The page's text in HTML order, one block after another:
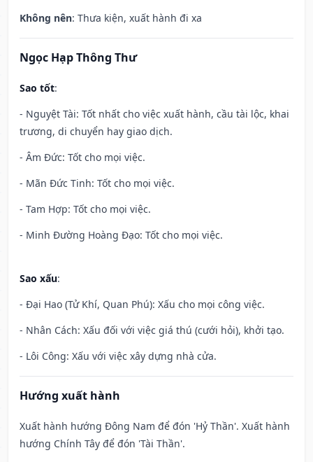
Không nên: Thưa kiện, xuất hành đi xa
Ngọc Hạp Thông Thư
Sao tốt:
- Nguyệt Tài: Tốt nhất cho việc xuất hành, cầu tài lộc, khai
trương, di chuyển hay giao dịch.
- Âm Đức: Tốt cho mọi việc.
- Mãn Đức Tinh: Tốt cho mọi việc.
- Tam Hợp: Tốt cho mọi việc.
- Minh Đường Hoàng Đạo: Tốt cho mọi việc.
Sao xấu:
- Đại Hao (Tử Khí, Quan Phú): Xấu cho mọi công việc.
- Nhân Cách: Xấu đối với việc giá thú (cưới hỏi), khởi tạo.
- Lôi Công: Xấu với việc xây dựng nhà cửa.
Hướng xuất hành
Xuất hành hướng Đông Nam để đón 'Hỷ Thần'. Xuất hành
hướng Chính Tây để đón 'Tài Thần'.